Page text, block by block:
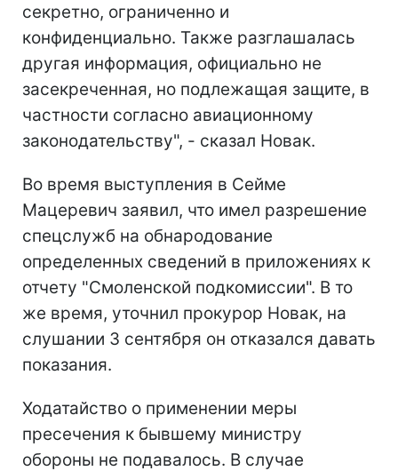
секретно, ограниченно и
конфиденциально. Также разглашалась
другая информация, официально не
засекреченная, но подлежащая защите, в
частности согласно авиационному
законодательству", - сказал Новак.
Во время выступления в Сейме
Мацеревич заявил, что имел разрешение
спецслужб на обнародование
определенных сведений в приложениях к
отчету "Смоленской подкомиссии". В то
же время, уточнил прокурор Новак, на
слушании 3 сентября он отказался давать
показания.
Ходатайство о применении меры
пресечения к бывшему министру
обороны не подавалось. В случае